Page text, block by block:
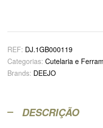
REF: DJ.1GB000119
Categorias: Cutelaria e
Brands: DEEJO
DESCRIÇÃO